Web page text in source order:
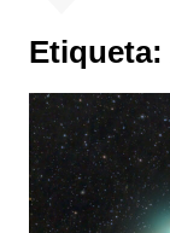
Etiqueta: